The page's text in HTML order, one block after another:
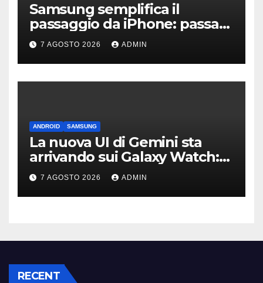
Samsung semplifica il
passaggio da iPhone: passa
WhatsApp e c’è l’assistenza
7 AGOSTO 2026 ADMIN
ANDROID SAMSUNG
La nuova UI di Gemini sta
arrivando sui Galaxy Watch:
primi avvistamenti
7 AGOSTO 2026 ADMIN
RECENT